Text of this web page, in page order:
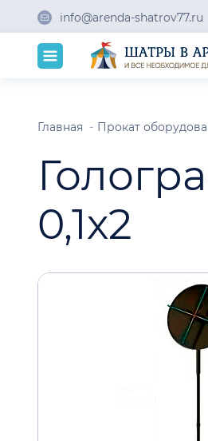
info@arenda-shatrov77.ru
Главная Прокат
0,1х2